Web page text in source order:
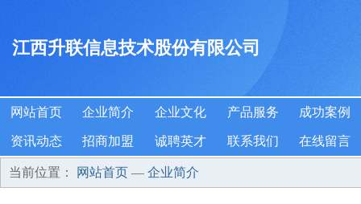
江西升联信息技术股份有限公司
网站首页 企业简介 企业文化 产品服务 成功案例
资讯动态 招商加盟 诚聘英才 联系我们 在线留言
当前位置： 网站首页 — 企业简介